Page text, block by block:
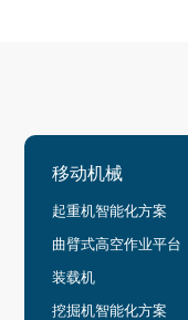
移动机械
起重机智能化方案
曲臂式高空作业平台
装载机
挖掘机智能化方案